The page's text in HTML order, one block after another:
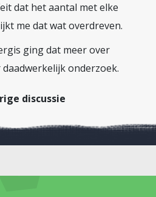
dat het aantal met elke
me dat wat overdreven.
ging dat meer over
onderzoek.
discussie